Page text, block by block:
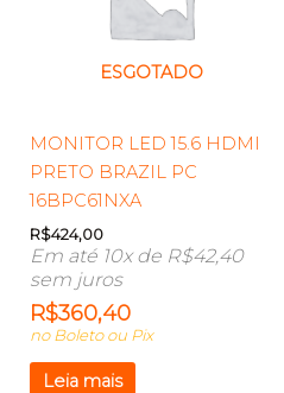
ESGOTADO
MONITOR LED 15.6 HDMI
PRETO BRAZIL PC
16BPC61NXA
R$424,00
Em até 10x de R$42,40
sem juros
R$360,40
no Boleto ou Pix
Leia mais